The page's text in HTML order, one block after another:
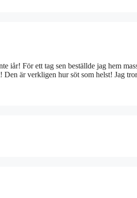
iår! För ett tag sen beställde jag hem
Den är verkligen hur söt som helst! Jag